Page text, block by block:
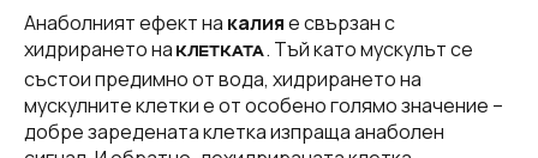
Анаболният ефект на калияе свързан с
хидрирането на КЛЕТКАТА. Тъй като мускулът се
състои предимно от вода, хидрирането на
мускулните клетки е от особено голямо значение –
добре заредената клетка изпраща анаболен